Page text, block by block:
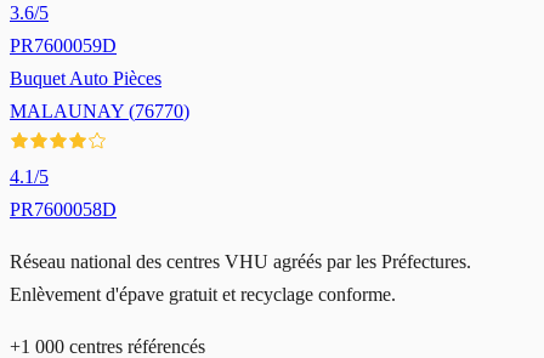
3.6/5
PR7600059D
Buquet Auto Pièces
MALAUNAY (76770)
4.1/5
PR7600058D
Réseau national des centres VHU agréés par les Préfectures.
Enlèvement d'épave gratuit et recyclage conforme.
+1 000 centres référencés